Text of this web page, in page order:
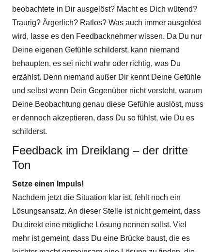
beobachtete in Dir ausgelöst? Macht es Dich wütend?
Traurig? Ärgerlich? Ratlos? Was auch immer ausgelöst
wird, lasse es den Feedbacknehmer wissen. Da Du nur
Deine eigenen Gefühle schilderst, kann niemand
behaupten, es sei nicht wahr oder richtig, was Du
erzählst. Denn niemand außer Dir kennt Deine Gefühle
und selbst wenn Dein Gegenüber nicht versteht, warum
Deine Beobachtung genau diese Gefühle auslöst, muss
er dennoch akzeptieren, dass Du so fühlst, wie Du es
schilderst.
Feedback im Dreiklang – der dritte
Ton
Setze einen Impuls!
Nachdem jetzt die Situation klar ist, fehlt noch ein
Lösungsansatz. An dieser Stelle ist nicht gemeint, dass
Du direkt eine mögliche Lösung nennen sollst. Viel
mehr ist gemeint, dass Du eine Brücke baust, die es